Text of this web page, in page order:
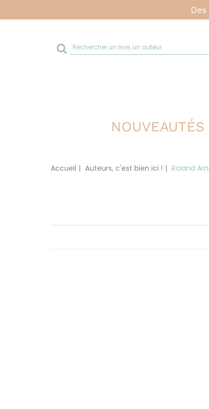
Rechercher
sur
NOUVEAUTÉS
Accueil Auteurs, c'est bien ici ! Roland